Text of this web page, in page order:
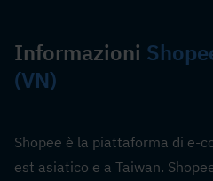
Informazioni
(VN)
Shopee è la piattaforma di e-
est asiatico e a Taiwan.